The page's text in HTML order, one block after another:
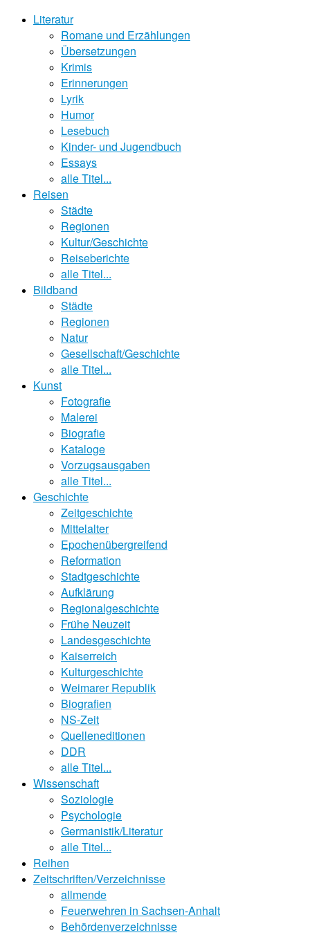
Literatur
Romane und Erzählungen
Übersetzungen
Krimis
Erinnerungen
Lyrik
Humor
Lesebuch
Kinder- und Jugendbuch
Essays
alle Titel...
Reisen
Städte
Regionen
Kultur/Geschichte
Reiseberichte
alle Titel...
Bildband
Städte
Regionen
Natur
Gesellschaft/Geschichte
alle Titel...
Kunst
Fotografie
Malerei
Biografie
Kataloge
Vorzugsausgaben
alle Titel...
Geschichte
Zeitgeschichte
Mittelalter
Epochenübergreifend
Reformation
Stadtgeschichte
Aufklärung
Regionalgeschichte
Frühe Neuzeit
Landesgeschichte
Kaiserreich
Kulturgeschichte
Weimarer Republik
Biografien
NS-Zeit
Quelleneditionen
DDR
alle Titel...
Wissenschaft
Soziologie
Psychologie
Germanistik/Literatur
alle Titel...
Reihen
Zeitschriften/Verzeichnisse
allmende
Feuerwehren in Sachsen-Anhalt
Behördenverzeichnisse